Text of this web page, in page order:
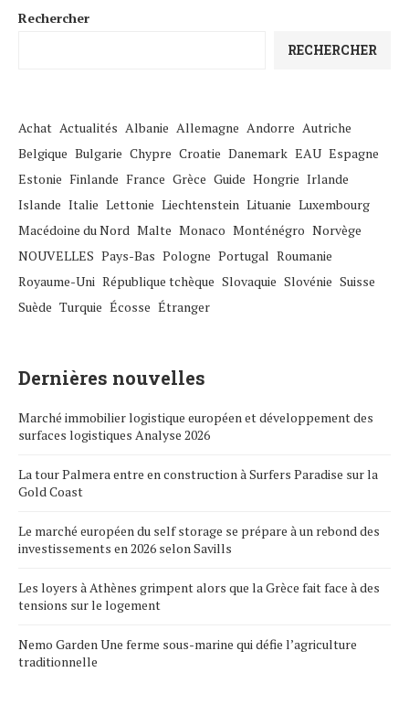
Rechercher
RECHERCHER
Achat Actualités Albanie Allemagne Andorre Autriche
Belgique Bulgarie Chypre Croatie Danemark EAU Espagne
Estonie Finlande France Grèce Guide Hongrie Irlande
Islande Italie Lettonie Liechtenstein Lituanie Luxembourg
Macédoine du Nord Malte Monaco Monténégro Norvège
NOUVELLES Pays-Bas Pologne Portugal Roumanie
Royaume-Uni République tchèque Slovaquie Slovénie Suisse
Suède Turquie Écosse Étranger
Dernières nouvelles
Marché immobilier logistique européen et développement des
surfaces logistiques Analyse 2026
La tour Palmera entre en construction à Surfers Paradise sur la
Gold Coast
Le marché européen du self storage se prépare à un rebond des
investissements en 2026 selon Savills
Les loyers à Athènes grimpent alors que la Grèce fait face à des
tensions sur le logement
Nemo Garden Une ferme sous-marine qui défie l’agriculture
traditionnelle